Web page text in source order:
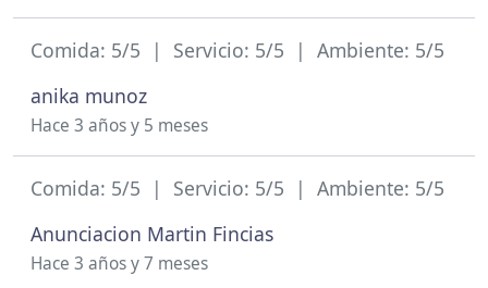
Comida: 5/5 | Servicio: 5/5 | Ambiente: 5/5
anika munoz
Hace 3 años y 5 meses
Comida: 5/5 | Servicio: 5/5 | Ambiente: 5/5
Anunciacion Martin Fincias
Hace 3 años y 7 meses